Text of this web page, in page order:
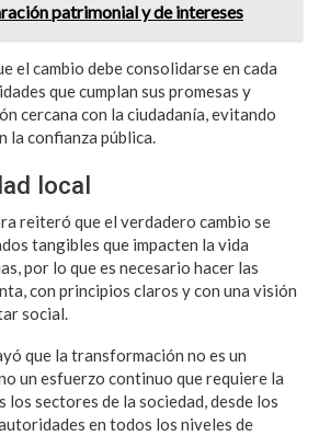
patrimonial y de intereses
el cambio debe consolidarse en cada
que cumplan sus promesas y
cercana con la ciudadanía, evitando
la confianza pública.
local
reiteró que el verdadero cambio se
tangibles que impacten la vida
por lo que es necesario hacer las
con principios claros y con una visión
social.
que la transformación no es un
un esfuerzo continuo que requiere la
sectores de la sociedad, desde los
en todos los niveles de